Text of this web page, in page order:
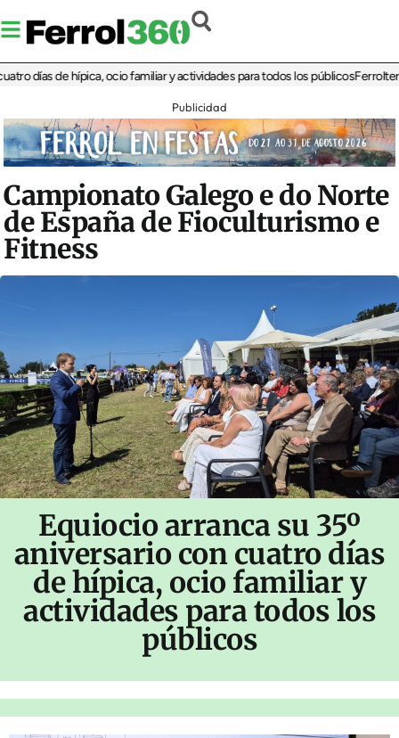
de hípica, ocio familiar y actividades para todos los públicosFerrolterra
Publicidad
Campionato Galego e do Norte
de España de Fioculturismo e
Fitness
Equiocio arranca su 35º
aniversario con cuatro días
de hípica, ocio familiar y
actividades para todos los
públicos